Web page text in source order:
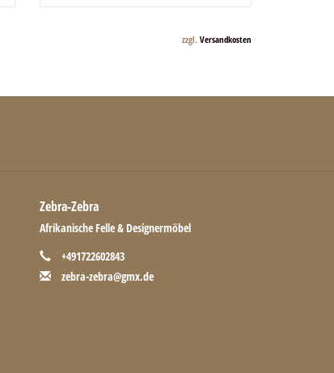
zzgl. Versandkosten
Zebra-Zebra
Afrikanische Felle & Designermöbel
+491722602843
zebra-zebra@gmx.de